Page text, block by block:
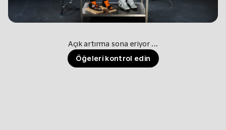
Açık artırma sona eriyor ...
Öğeleri kontrol edin